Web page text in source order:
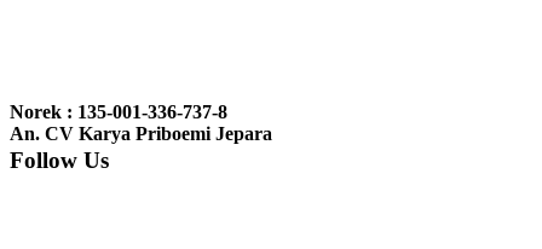
nyesel deh beli geby...
Norek : 135-001-336-737-8
An. CV Karya Priboemi Jepara
Follow Us